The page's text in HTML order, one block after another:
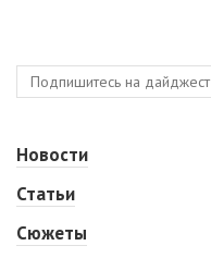
Новости
Статьи
Сюжеты